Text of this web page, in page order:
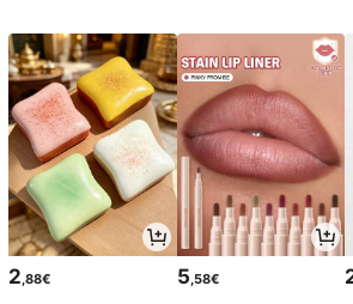
2 ,88€ 5 ,58€